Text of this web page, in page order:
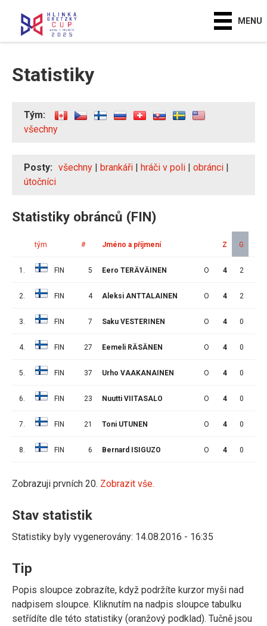
MENU
Statistiky
Tým:
všechny
Posty: všechny | brankáři | hráči v poli | obránci |
útočníci
Statistiky obránců (FIN)
tým # Jméno a příjmení Z G
1. FIN 5 Eero TERÄVÄINEN O 4 2
2. FIN 4 Aleksi ANTTALAINEN O 4 2
3. FIN 7 Saku VESTERINEN O 4 0
4. FIN 27 Eemeli RÄSÄNEN O 4 0
5. FIN 37 Urho VAAKANAINEN O 4 0
6. FIN 23 Nuutti VIITASALO O 4 0
7. FIN 21 Toni UTUNEN O 4 0
8. FIN 6 Bernard ISIGUZO O 4 0
Zobrazuji prvních 20. Zobrazit vše.
Stav statistik
Statistiky byly vygenerovány: 14.08.2016 - 16:35
Tip
Popis sloupce zobrazíte, když podržíte kurzor myši nad
nadpisem sloupce. Kliknutím na nadpis sloupce tabulku
setřídíte dle této statistiky (oranžový podklad). Tučně jsou